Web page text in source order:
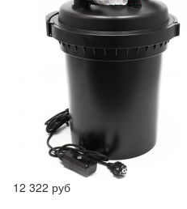
12 322 руб